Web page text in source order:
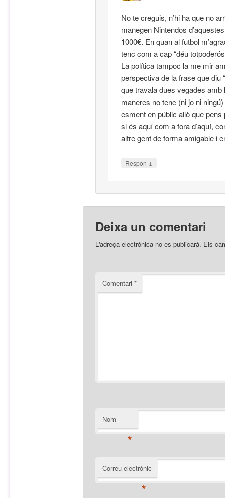
No te creguis, n’hi ha que no
manegen Nintendos
1000€. En quan al futbol
tenc com a cap “déu
La política tampoc la me mir
perspectiva de la frase que diu
que travala dues vegades amb
maneres no tenc (ni jo ni
esment en públic allò que pens
si és aquí com a fora d’aquí,
altre gent de forma amigable i
Respon ↓
Deixa un comentari
L'adreça electrònica no es publicarà. Els
Comentari *
Nom
*
Correu electrònic
*